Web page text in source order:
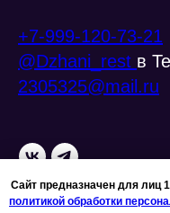
+7-999-120-73-21
@Dzhani_rest в
2305325@mail.ru
Сайт предназначен для лиц
политикой обработки